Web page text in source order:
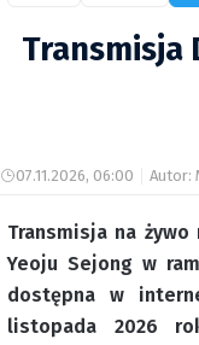
Transmisja
07.11.2026, 06:00 Autor:
Transmisja na
Yeoju Sejong w
dostępna w
listopada 2026